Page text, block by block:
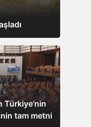
tam metni